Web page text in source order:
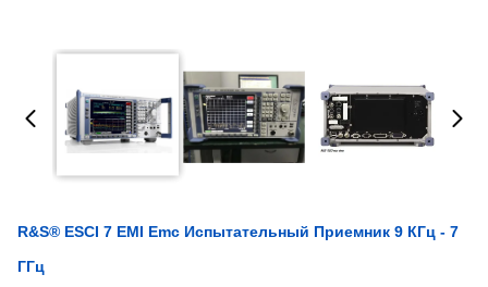
R&S® ESCI 7 EMI Emc Испытательный Приемник 9 КГц - 7
ГГц